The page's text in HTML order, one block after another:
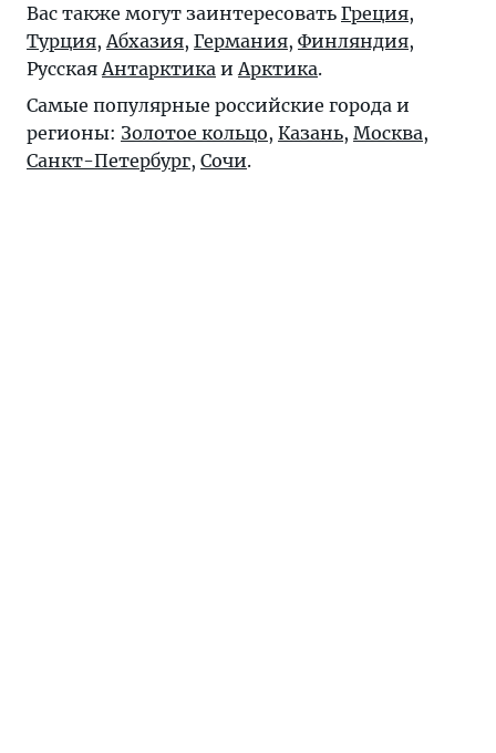
Вас также могут заинтересовать Греция,
Турция, Абхазия, Германия, Финляндия,
Русская Антарктика и Арктика.
Самые популярные российские города и
регионы: Золотое кольцо, Казань, Москва,
Санкт-Петербург, Сочи.